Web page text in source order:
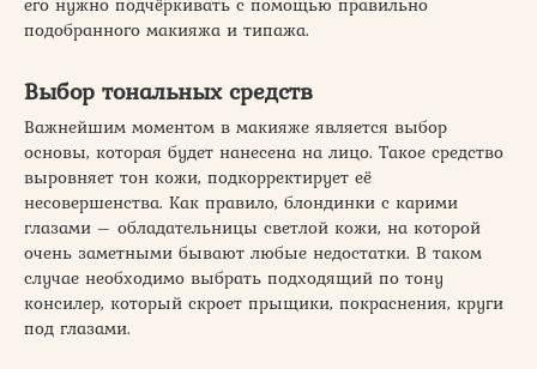
подобранного макияжа и типажа.
Выбор тональных средств
Важнейшим моментом в макияже является выбор
основы, которая будет нанесена на лицо. Такое средство
выровняет тон кожи, подкорректирует её
несовершенства. Как правило, блондинки с карими
глазами – обладательницы светлой кожи, на которой
очень заметными бывают любые недостатки. В таком
случае необходимо выбрать подходящий по тону
консилер, который скроет прыщики, покраснения, круги
под глазами.